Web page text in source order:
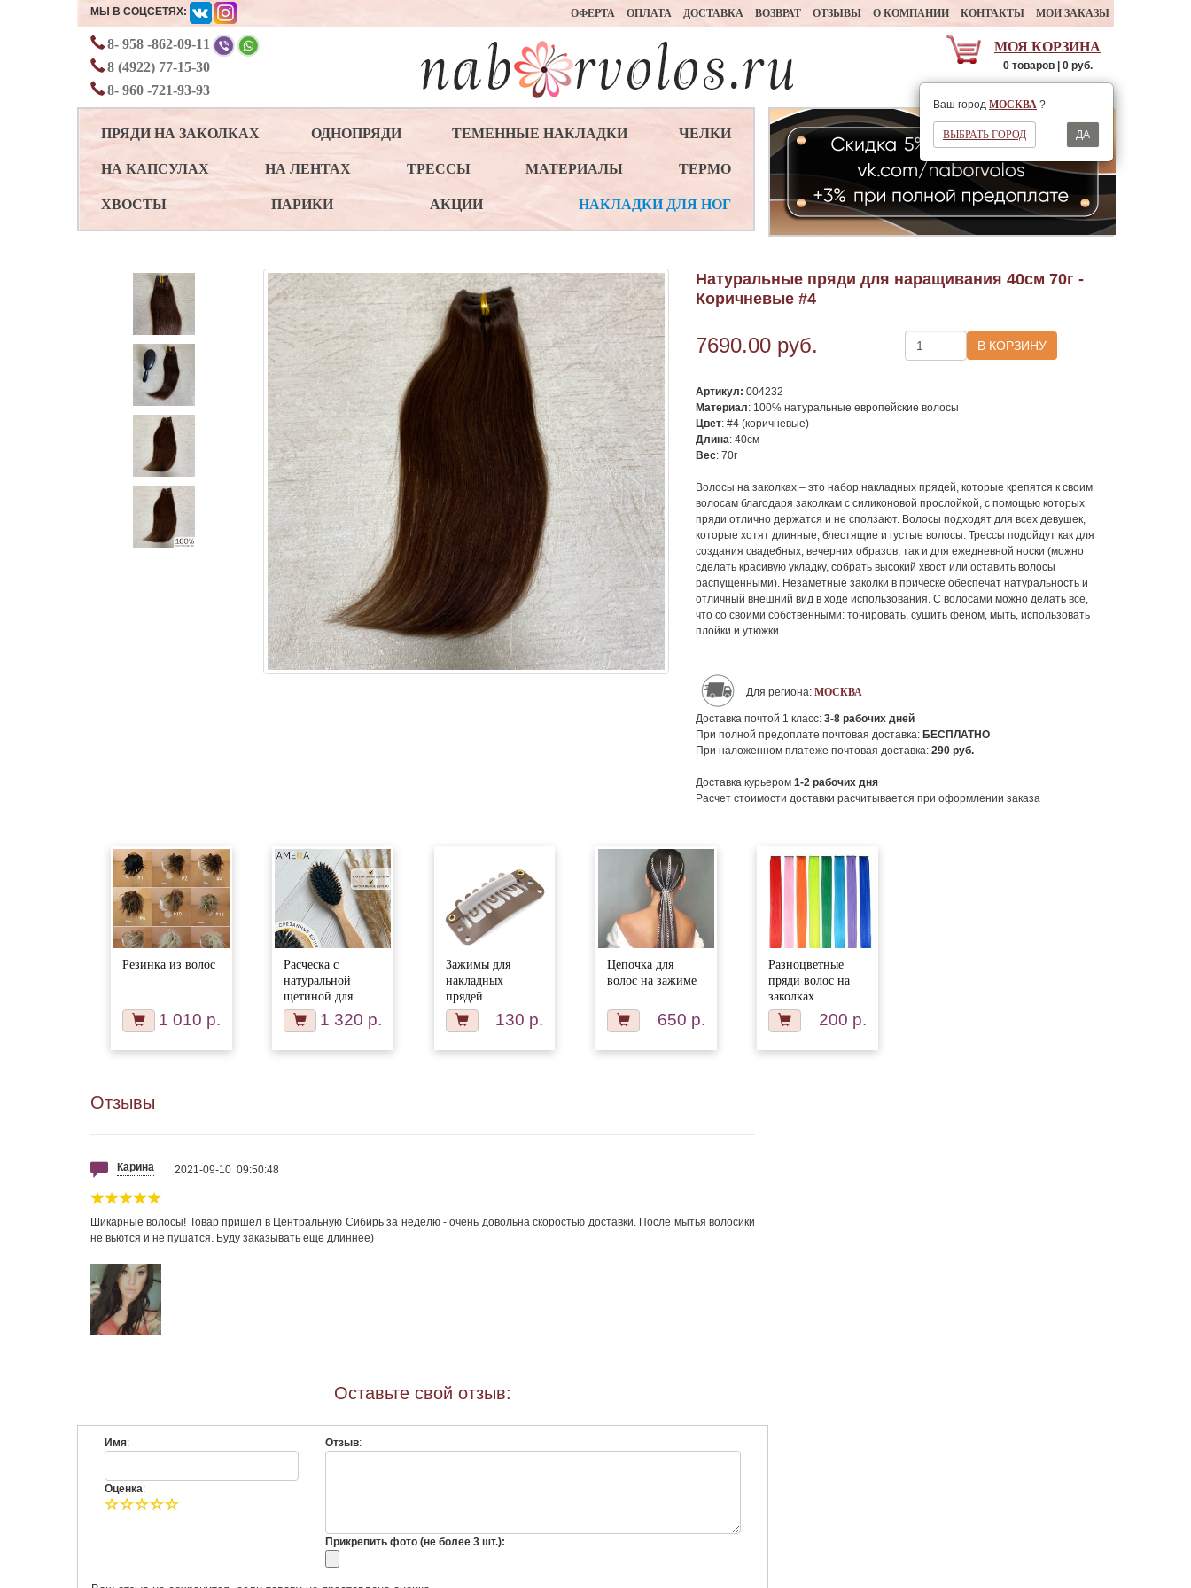
МЫ В СОЦСЕТЯХ: ОФЕРТА ОПЛАТА ДОСТАВКА ВОЗВРАТ ОТЗЫВЫ О КОМПАНИИ КОНТАКТЫ МОИ ЗАКАЗЫ
8- 958 -862-09-11
8 (4922) 77-15-30
8- 960 -721-93-93
МОЯ КОРЗИНА
0 товаров | 0 руб.
Ваш город МОСКВА ?
ВЫБРАТЬ ГОРОД ДА
ПРЯДИ НА ЗАКОЛКАХ ОДНОПРЯДИ ТЕМЕННЫЕ НАКЛАДКИ ЧЕЛКИ
НА КАПСУЛАХ НА ЛЕНТАХ ТРЕССЫ МАТЕРИАЛЫ ТЕРМО
ХВОСТЫ ПАРИКИ АКЦИИ НАКЛАДКИ ДЛЯ НОГ
Натуральные пряди для наращивания 40см 70г -
Коричневые #4
7690.00 руб.
Артикул: 004232
Материал: 100% натуральные европейские волосы
Цвет: #4 (коричневые)
Длина: 40см
Вес: 70г
Волосы на заколках – это набор накладных прядей, которые крепятся к своим
волосам благодаря заколкам с силиконовой прослойкой, с помощью которых
пряди отлично держатся и не сползают. Волосы подходят для всех девушек,
которые хотят длинные, блестящие и густые волосы. Трессы подойдут как для
создания свадебных, вечерних образов, так и для ежедневной носки (можно
сделать красивую укладку, собрать высокий хвост или оставить волосы
распущенными). Незаметные заколки в прическе обеспечат натуральность и
отличный внешний вид в ходе использования. С волосами можно делать всё,
что со своими собственными: тонировать, сушить феном, мыть, использовать
плойки и утюжки.
Для региона: МОСКВА
Доставка почтой 1 класс: 3-8рабочих дней
При полной предоплате почтовая доставка: БЕСПЛАТНО
При наложенном платеже почтовая доставка: 290руб.
Доставка курьером 1-2рабочих дня
Расчет стоимости доставки расчитывается при оформлении заказа
Резинка из волос
1 010 р.
Расческа с
натуральной
щетиной для
волос 1 320 р.
Зажимы для
накладных
прядей
130 р.
Цепочка для
волос на зажиме
650 р.
Разноцветные
пряди волос на
заколках
200 р.
Отзывы
Карина 2021-09-10 09:50:48
Шикарные волосы! Товар пришел в Центральную Сибирь за неделю - очень довольна скоростью доставки. После мытья волосики
не вьются и не пушатся. Буду заказывать еще длиннее)
Оставьте свой отзыв:
Имя:
Оценка:
Отзыв:
Прикрепить фото (не более 3 шт.):